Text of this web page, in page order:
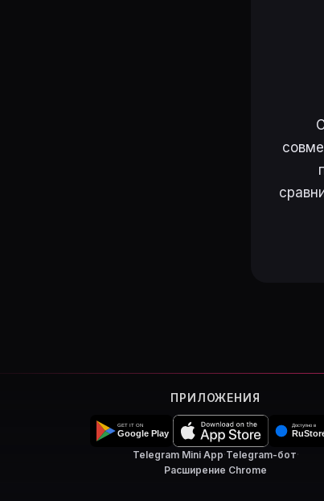
ПРИЛОЖЕНИЯ
Telegram Mini App·Telegram-бот·
Расширение Chrome